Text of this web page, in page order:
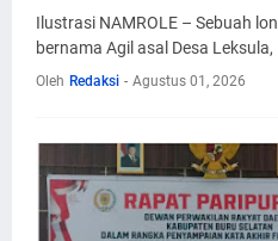
Ilustrasi NAMROLE – Sebuah
bernama Agil asal Desa
Oleh Redaksi - Agustus 01, 2026